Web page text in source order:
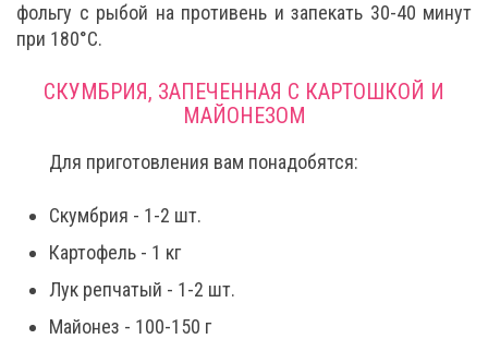
фольгу с рыбой на противень и запекать 30-40 минут
при 180°C.
СКУМБРИЯ, ЗАПЕЧЕННАЯ С КАРТОШКОЙ И
МАЙОНЕЗОМ
Для приготовления вам понадобятся:
Скумбрия - 1-2 шт.
Картофель - 1 кг
Лук репчатый - 1-2 шт.
Майонез - 100-150 г